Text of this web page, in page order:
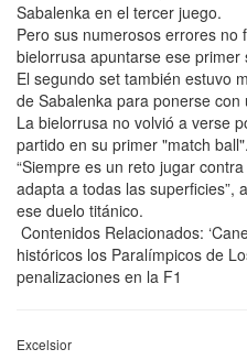
Sabalenka en el tercer juego.
Pero sus numerosos errores
bielorrusa apuntarse ese primer
El segundo set también estuvo
de Sabalenka para ponerse con
La bielorrusa no volvió a verse
partido en su primer "match ball".
“Siempre es un reto jugar
adapta a todas las superficies”,
ese duelo titánico.
Contenidos Relacionados:
históricos los Paralímpicos de
penalizaciones en la F1
Excelsior